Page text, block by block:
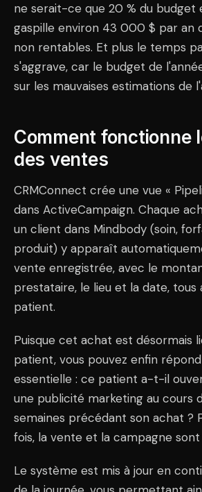
ne serait-ce que 20 % du budget
gaspille environ 43 000 $ par an
non rentables. Et plus le temps
s'aggrave, car le budget de
sur les mauvaises estimations de
Comment fonctionne
des ventes
CRMConnect crée une vue «
dans ActiveCampaign. Chaque
un client dans Mindbody (soin,
produit) y apparaît
vente enregistrée, avec le
prestataire, le lieu et la date, tous
patient.
Puisque cet achat est désormais
patient, vous pouvez enfin
essentielle : ce patient a-t-il
une publicité marketing au cours
semaines précédant son achat ?
fois, la vente et la campagne sont
Le système est mis à jour en